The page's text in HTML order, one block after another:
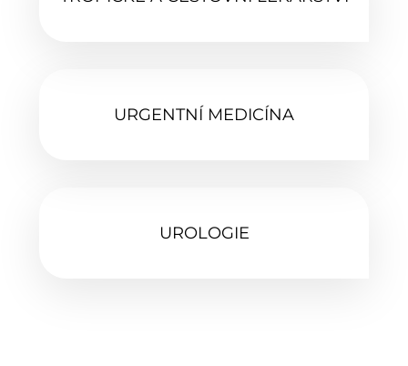
URGENTNÍ MEDICÍNA
UROLOGIE